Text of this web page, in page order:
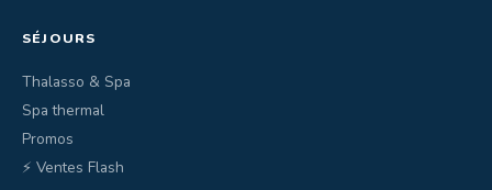
SÉJOURS
Thalasso & Spa
Spa thermal
Promos
⚡ Ventes Flash